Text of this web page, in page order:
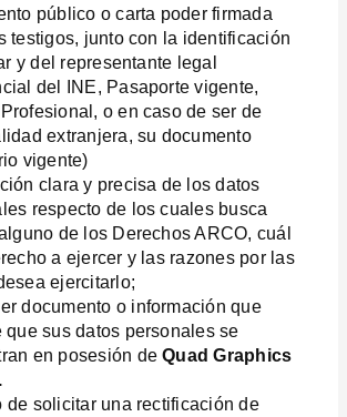
público o carta poder firmada
testigos, junto con la identificación
y del representante legal
del INE, Pasaporte vigente,
o en caso de ser de
extranjera, su documento
vigente)
clara y precisa de los datos
respecto de los cuales busca
de los Derechos ARCO, cuál
a ejercer y las razones por las
ejercitarlo;
documento o información que
que sus datos personales se
en posesión deQuad Graphics
de solicitar una rectificación de